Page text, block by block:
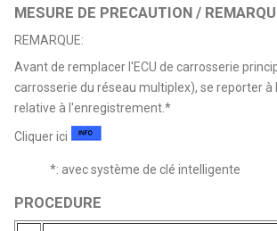
MESURE DE PRECAUTION /
REMARQUE:
Avant de remplacer l'ECU de carrosserie
carrosserie du réseau multiplex), se reporter à
relative à l'enregistrement.*
Cliquer ici
*: avec système de clé intelligente
PROCEDURE